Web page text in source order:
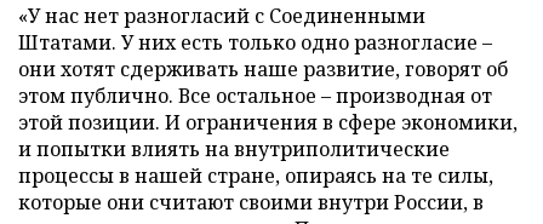
«У нас нет разногласий с Соединенными
Штатами. У них есть только одно разногласие –
они хотят сдерживать наше развитие, говорят об
этом публично. Все остальное – производная от
этой позиции. И ограничения в сфере экономики,
и попытки влиять на внутриполитические
процессы в нашей стране, опираясь на те силы,
которые они считают своими внутри России, в